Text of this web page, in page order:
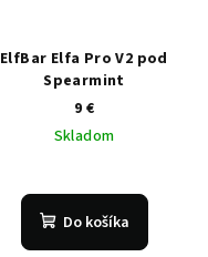
ElfBar Elfa Pro V2 pod
Spearmint
9 €
Skladom
Do košíka